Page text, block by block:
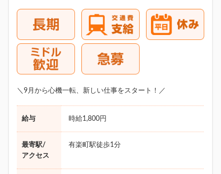
＼9月から心機一転、新しい仕事をスタート！／
給与 時給1,800円
最寄駅/
アクセス
有楽町駅徒歩1分